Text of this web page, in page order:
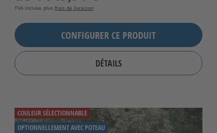
TVA incluse, plus frais de livraison
CONFIGURER CE PRODUIT
DÉTAILS
COULEUR SÉLECTIONNABLE
OPTIONNELLEMENT AVEC POTEAU